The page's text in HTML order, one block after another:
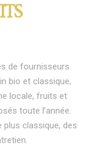
de fournisseurs
bio et classique,
locale, fruits et
toute l’année.
plus classique, des